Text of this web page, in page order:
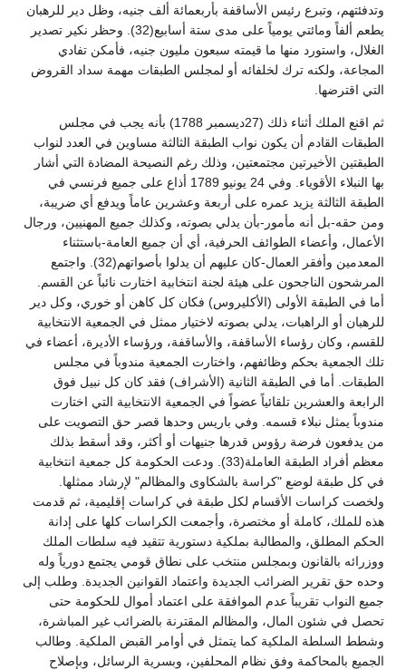
وتدفئتهم، وتبرع رئيس الأساقفة بأربعمائة ألف جنيه، وظل دير للرهبان
يطعم ألفاً ومائتي يومياً على مدى ستة أسابيع(32). وحظر نكير تصدير
الغلال، واستورد منها ما قيمته سبعون مليون جنيه، فأمكن تفادي
المجاعة، ولكنه ترك لخلفائه أو لمجلس الطبقات مهمة سداد القروض
التي اقترضها.
ثم اقنع الملك أثناء ذلك (27ديسمبر 1788) بأنه يجب في مجلس
الطبقات القادم أن يكون نواب الطبقة الثالثة مساوين في العدد لنواب
الطبقتين الأخيرتين مجتمعتين، وذلك رغم النصيحة المضادة التي أشار
بها النبلاء الأقوياء. وفي 24 يونيو 1789 أذاع على جميع فرنسي في
الطبقة الثالثة يزيد عمره على أربعة وعشرين عاماً ويدفع أي ضريبة،
ومن حقه-بل أنه مأمور-بأن يدلي بصوته، وكذلك جميع المهنيين، ورجال
الأعمال، وأعضاء الطوائف الحرفية، أي أن جميع العامة-باستثناء
المعدمين وأفقر العمال-كان عليهم أن يدلوا بأصواتهم(32). واجتمع
المرشحون الناجحون على هيئة لجنة انتخابية اختارت نائباً عن القسم.
أما في الطبقة الأولى (الأكليروس) فكان كل كاهن أو خوري، وكل دير
للرهبان أو الراهبات، يدلي بصوته لاختيار ممثل في الجمعية الانتخابية
للقسم، وكان رؤساء الأساقفة، والأساقفة، ورؤساء الأديرة، أعضاء في
تلك الجمعية بحكم وظائفهم، واختارت الجمعية مندوباً في مجلس
الطبقات. أما في الطبقة الثانية (الأشراف) فقد كان كل نبيل فوق
الرابعة والعشرين تلقائياً عضواً في الجمعية الانتخابية التي اختارت
مندوباً يمثل نبلاء قسمه. وفي باريس وحدها قصر حق التصويت على
من يدفعون فرضة رؤوس قدرها جنيهات أو أكثر، وقد أسقط بذلك
معظم أفراد الطبقة العاملة(33). ودعت الحكومة كل جمعية انتخابية
في كل طبقة لوضع "كراسة بالشكاوى والمظالم" لإرشاد ممثلها.
ولخصت كراسات الأقسام لكل طبقة في كراسات إقليمية، ثم قدمت
هذه للملك، كاملة أو مختصرة، وأجمعت الكراسات كلها على إدانة
الحكم المطلق، والمطالبة بملكية دستورية تتقيد فيه سلطات الملك
ووزرائه بالقانون وبمجلس منتخب على نطاق قومي يجتمع دورياً وله
وحده حق تقرير الضرائب الجديدة واعتماد القوانين الجديدة. وطلب إلى
جميع النواب تقريباً عدم الموافقة على اعتماد أموال للحكومة حتى
تحصل في شئون المال، والمظالم المقترنة بالضرائب غير المباشرة،
وشطط السلطة الملكية كما يتمثل في أوامر القبض الملكية. وطالب
الجميع بالمحاكمة وفق نظام المحلفين، وبسرية الرسائل، وبإصلاح